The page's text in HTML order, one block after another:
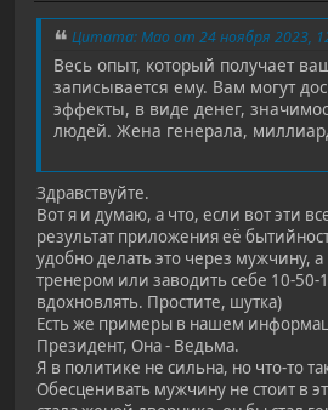
Цитата: Mao от 24 ноября 2023,
Весь опыт, который получает
записывается ему. Вам могут
эффекты, в виде денег,
людей. Жена генерала,
Здравствуйте.
Вот я и думаю, а что, если вот эти
результат приложения её
удобно делать это через мужчину, а
тренером или заводить себе 10-
вдохновлять. Простите, шутка)
Есть же примеры в нашем
Президент, Она - Ведьма.
Я в политике не сильна, но что-то
Обесценивать мужчину не стоит в